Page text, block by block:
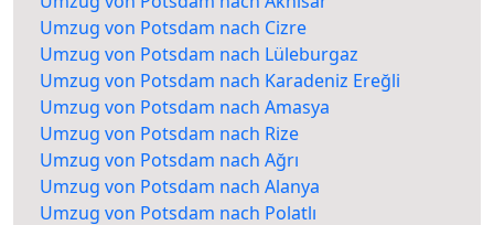
Umzug von Potsdam nach Cizre
Umzug von Potsdam nach Lüleburgaz
Umzug von Potsdam nach Karadeniz Ereğli
Umzug von Potsdam nach Amasya
Umzug von Potsdam nach Rize
Umzug von Potsdam nach Ağrı
Umzug von Potsdam nach Alanya
Umzug von Potsdam nach Polatlı